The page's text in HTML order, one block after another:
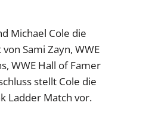
Michael Cole die
Sami Zayn, WWE
WWE Hall of Famer
stellt Cole die
Ladder Match vor.